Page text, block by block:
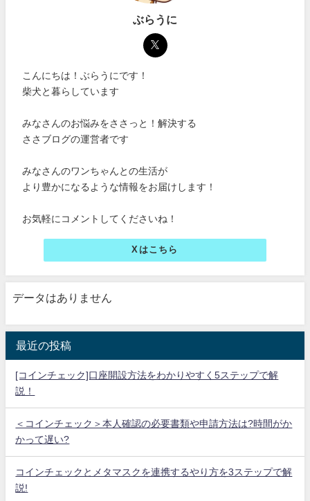
ぶらうに
こんにちは！ぶらうにです！
柴犬と暮らしています
みなさんのお悩みをささっと！解決する
ささブログの運営者です
みなさんのワンちゃんとの生活が
より豊かになるような情報をお届けします！
お気軽にコメントしてくださいね！
Xはこちら
データはありません
最近の投稿
[コインチェック]口座開設方法をわかりやすく5ステップで解
説！
＜コインチェック＞本人確認の必要書類や申請方法は?時間がか
かって遅い?
コインチェックとメタマスクを連携するやり方を3ステップで解
説!